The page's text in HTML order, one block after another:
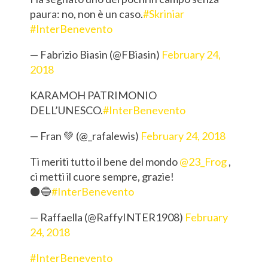
paura: no, non è un caso.#Skriniar
#InterBenevento
— Fabrizio Biasin (@FBiasin) February 24,
2018
KARAMOH PATRIMONIO
DELL’UNESCO.#InterBenevento
— Fran 💚 (@_rafalewis) February 24, 2018
Ti meriti tutto il bene del mondo@23_Frog,
ci metti il cuore sempre, grazie!
⚫️🔵#InterBenevento
— Raffaella (@RaffyINTER1908) February
24, 2018
#InterBenevento